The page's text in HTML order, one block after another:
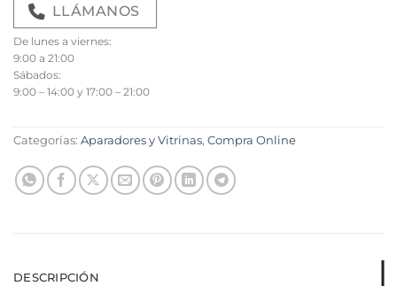
LLÁMANOS
De lunes a viernes:
9:00 a 21:00
Sábados:
9:00 – 14:00 y 17:00 – 21:00
Categorías: Aparadores y Vitrinas, Compra Online
DESCRIPCIÓN